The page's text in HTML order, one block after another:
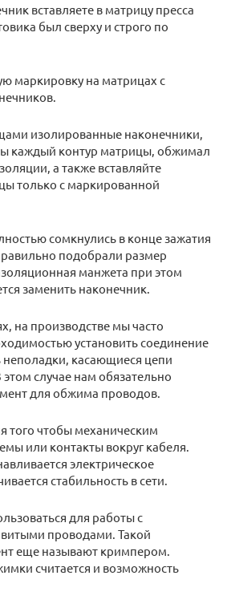
вставляете в матрицу пресса
был сверху и строго по
маркировку на матрицах с
изолированные наконечники,
каждый контур матрицы, обжимал
а также вставляйте
только с маркированной
сомкнулись в конце зажатия
подобрали размер
манжета при этом
заменить наконечник.
на производстве мы часто
установить соединение
неполадки, касающиеся цепи
случае нам обязательно
для обжима проводов.
того чтобы механическим
или контакты вокруг кабеля.
электрическое
стабильность в сети.
для работы с
проводами. Такой
еще называют кримпером.
считается и возможность